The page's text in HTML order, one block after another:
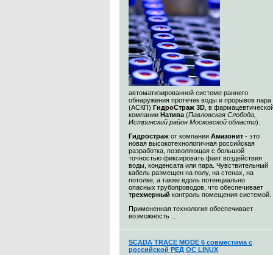
автоматизированной системе раннего
обнаружения протечек воды и прорывов пара
(АСКП) ГидроСтраж 3D , в
компании Натива (Павловская Слобода,
Истринский район Московской области).
Гидростраж от компании Амазонит - это
новая высокотехнологичная российская
разработка, позволяющая с большой
точностью фиксировать факт воздействия
воды, конденсата или пара. Чувствительный
кабель размещен на полу, на стенах, на
потолке, а также вдоль потенциально
опасных трубопроводов, что обеспечивает
трехмерный контроль помещения системой.
Примененная технология обеспечивает
возможность ...
SCADA TRACE MODE 6 совместима с
российской РЕД ОС LINUX